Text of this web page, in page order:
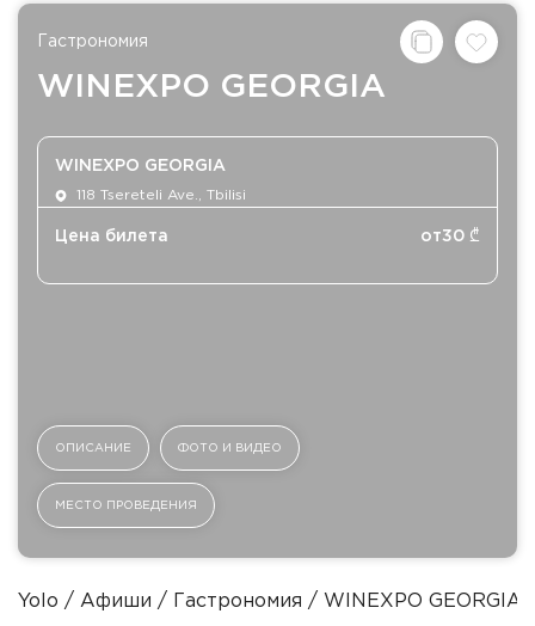
Гастрономия
WINEXPO GEORGIA
WINEXPO GEORGIA
118 Tsereteli Ave., Tbilisi
Цена билета от30 ₾
ОПИСАНИЕ ФОТО И ВИДЕО
МЕСТО ПРОВЕДЕНИЯ
Yolo Афиши Гастрономия WINEXPO GEORGIA